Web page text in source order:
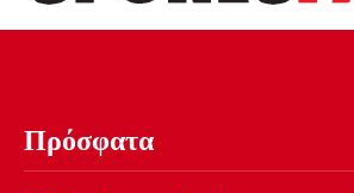
Πρόσφατα